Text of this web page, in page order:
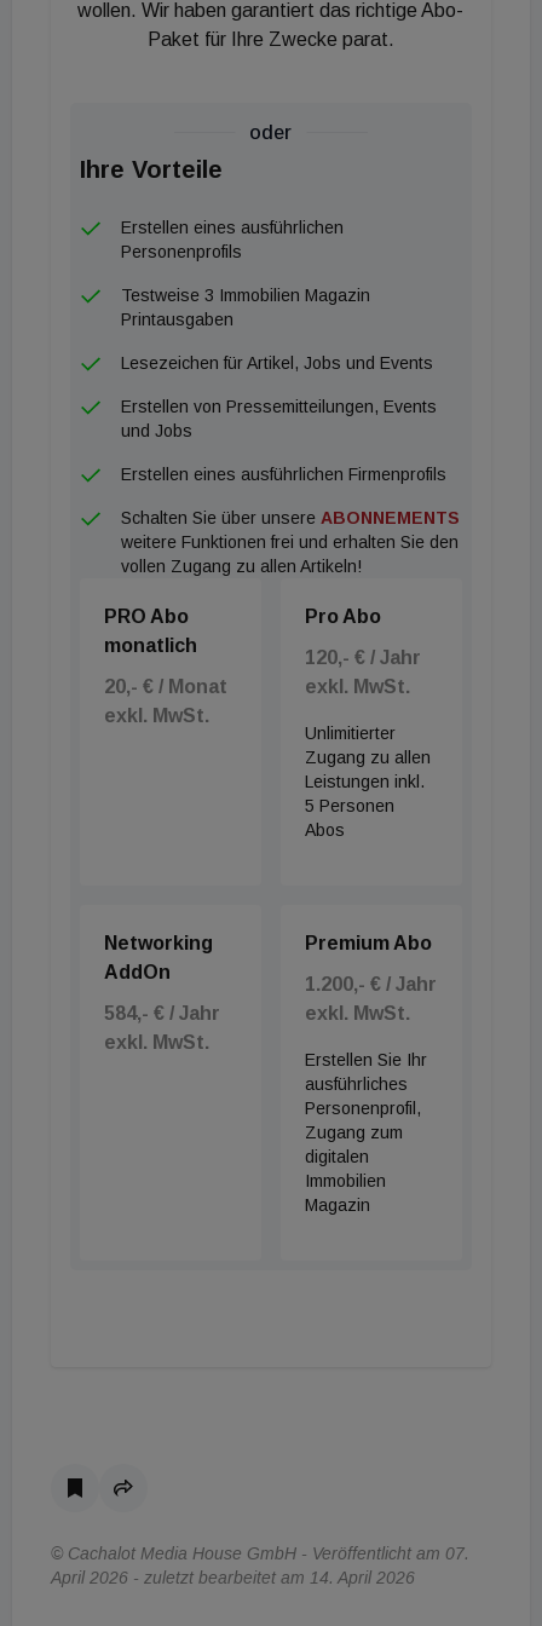
Vorgaben und komplexe Bauordnungen machen
Stöppler plädiert stattdessen für eine radikale
Systematisierung und Baukostensenkung. Er
modulare Bauweisen, um die Kostenstruktur wieder
in den Griff zu bekommen. Zudem sei der Mangel an
Bauland in Ballungsräumen ein entscheidendes
Nadelöhr, das auch ein staatlicher Akteur nicht
umgehen kann. Hinzu kommt der
Fachkräftemangel: Eine neue Bundesgesellschaft
würde lediglich mit bestehenden Marktteilnehmern
um dieselben Architekten und Ingenieure
Anstatt Zeit und Kapital in neue Governance-
die vorhandenen kommunalen Gesellschaften durch
mehr Eigenkapital und Bürgschaften zu stärken. Die
Lösung liege in schnelleren Bebauungsplänen, der
Vereinfachung von Bauordnungen und einer aktiven
Bodenpolitik. Erst wenn die strukturellen Bremsen
bei den Baukosten und Genehmigungsprozessen
gelöst werden, kann in Deutschland wieder
wollen. Wir haben garantiert das richtige Abo-
Paket für Ihre Zwecke parat.
oder
Ihre Vorteile
Erstellen eines ausführlichen
Personenprofils
Testweise 3 Immobilien Magazin
Printausgaben
Lesezeichen für Artikel, Jobs und Events
Erstellen von Pressemitteilungen, Events
und Jobs
Erstellen eines ausführlichen Firmenprofils
Schalten Sie über unsere ABONNEMENTS
weitere Funktionen frei und erhalten Sie den
vollen Zugang zu allen Artikeln!
PRO Abo
monatlich
20,- € / Monat
exkl. MwSt.
Pro Abo
120,- € / Jahr
exkl. MwSt.
Unlimitierter
Zugang zu allen
Leistungen inkl.
5 Personen
Abos
Networking
AddOn
584,- € / Jahr
exkl. MwSt.
Premium Abo
1.200,- € / Jahr
exkl. MwSt.
Erstellen Sie Ihr
ausführliches
Personenprofil,
Zugang zum
digitalen
Immobilien
Magazin
© Cachalot Media House GmbH - Veröffentlicht am 07.
April 2026 - zuletzt bearbeitet am 14. April 2026